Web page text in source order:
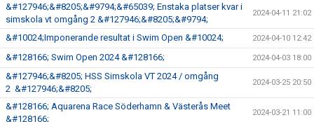
&#127946;&#8205;&#9794;&#65039; Enstaka platser kvar i
simskola vt omgång 2 &#127946;&#8205;&#9794;
2024-04-11 21:02
&#10024;Imponerande resultat i Swim Open &#10024; 2024-04-10 12:42
&#128166; Swim Open 2024 &#128166; 2024-04-03 18:00
&#127946;&#8205; HSS Simskola VT 2024 / omgång
2 &#127946;&#8205;
2024-03-25 20:50
&#128166; Aquarena Race Söderhamn & Västerås Meet
&#128166;
2024-03-21 11:00